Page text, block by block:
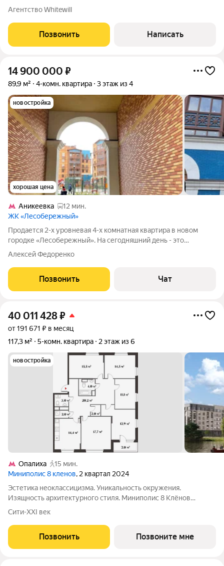
реки. Квартира расположена на 10 этаже в корпусе «Клифф-1»
включает: стяжку пола и
Агентство Whitewill
Позвонить Написать
14 900 000 ₽
89,9 м² 4-комн. квартира 3 этаж из 4
новостройка
хорошая цена
Аникеевка
12 мин.
ЖК «Лесобережный»
Продается 2-х уровневая 4-х комнатная квартира в новом
городке «Лесобережный». На сегодняшний день - это
единственной предложение во всем поселке Николо-Урюпино
(г.о. Красногорск) Максимальная высота второго света 5,8
метра. Расположение объекта его
Алексей Федоренко
Позвонить Чат
40 011 428₽
от 191 671 ₽ в месяц
117,3 м²
5-комн. квартира 2 этаж из 6
новостройка
Опалиха
15 мин.
Миниполис 8 кленов, 2 квартал 2024
Эстетика неоклассицизма. Уникальность окружения.
Изящность архитектурного стиля. Миниполис 8 Клёнов
расположился в подмосковном микрорайоне Опалиха.
магистралей добраться до центра столицы не
Сити-XXI век
Позвонить Позвоните мне